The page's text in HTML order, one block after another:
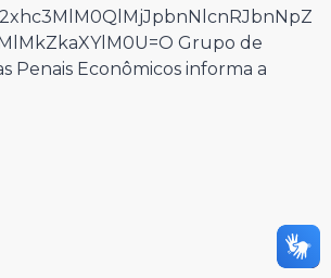
Grupo de
Penais Econômicos informa a